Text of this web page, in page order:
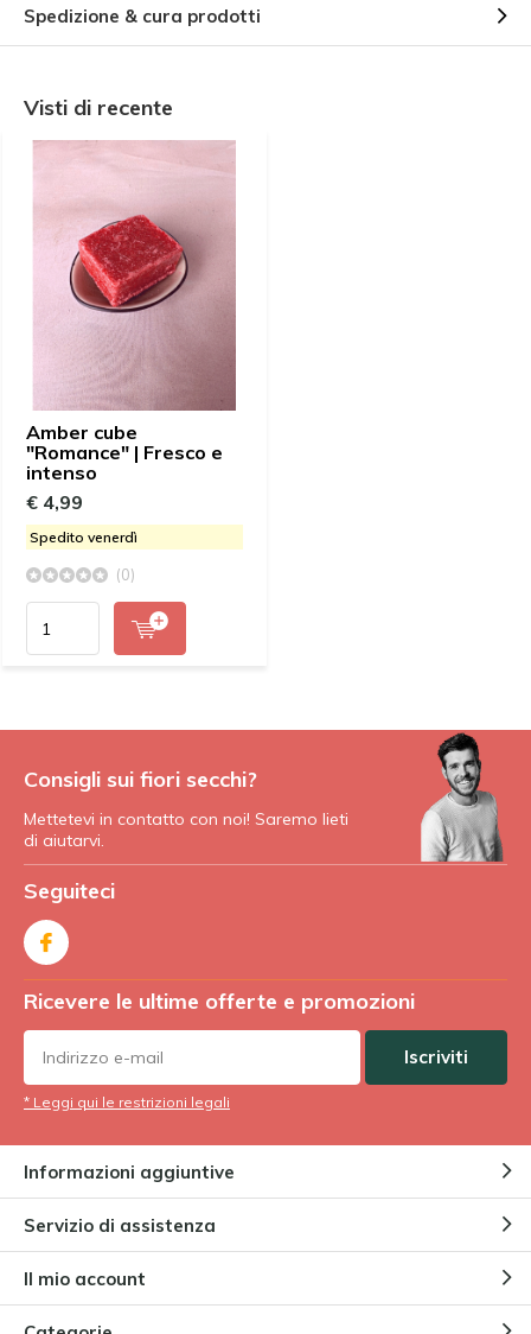
Spedizione & cura prodotti
Visti di recente
Amber cube
"Romance" | Fresco e
intenso
€ 4,99
Spedito venerdì
(0)
Consigli sui fiori secchi?
Mettetevi in contatto con noi! Saremo lieti
di aiutarvi.
Seguiteci
Ricevere le ultime offerte e promozioni
Iscriviti
* Leggi qui le restrizioni legali
Informazioni aggiuntive
Servizio di assistenza
Il mio account